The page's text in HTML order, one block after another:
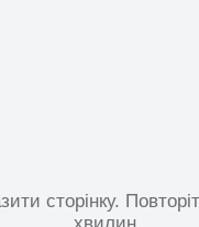
сторінку.